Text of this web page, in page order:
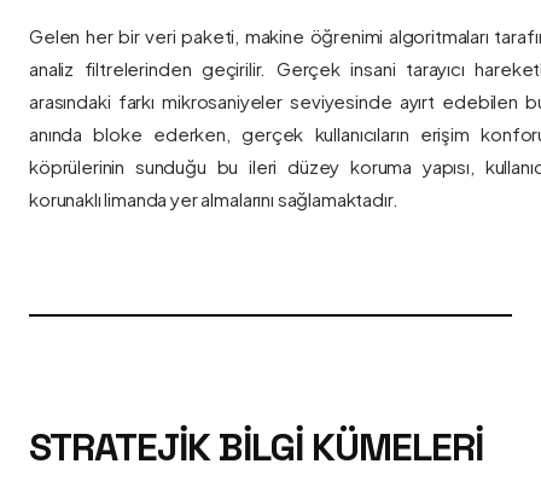
Gelen her bir veri paketi, makine öğrenimi algoritmaları
analiz filtrelerinden geçirilir. Gerçek insani tarayıcı
arasındaki farkı mikrosaniyeler seviyesinde ayırt edebilen
anında bloke ederken, gerçek kullanıcıların erişim
köprülerinin sunduğu bu ileri düzey koruma yapısı,
korunaklı limanda yer almalarını sağlamaktadır.
STRATEJIK BILGI KÜMELERI